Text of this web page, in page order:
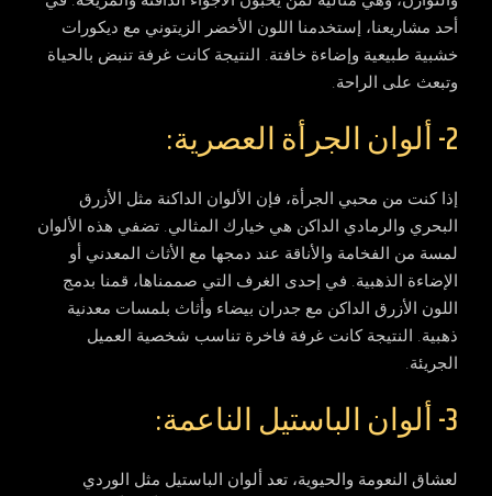
أحد مشاريعنا، إستخدمنا اللون الأخضر الزيتوني مع ديكورات
خشبية طبيعية وإضاءة خافتة. النتيجة كانت غرفة تنبض بالحياة
وتبعث على الراحة.
2- ألوان الجرأة العصرية:
إذا كنت من محبي الجرأة، فإن الألوان الداكنة مثل الأزرق
البحري والرمادي الداكن هي خيارك المثالي. تضفي هذه الألوان
لمسة من الفخامة والأناقة عند دمجها مع الأثاث المعدني أو
الإضاءة الذهبية. في إحدى الغرف التي صممناها، قمنا بدمج
اللون الأزرق الداكن مع جدران بيضاء وأثاث بلمسات معدنية
ذهبية. النتيجة كانت غرفة فاخرة تناسب شخصية العميل
الجريئة.
3- ألوان الباستيل الناعمة:
لعشاق النعومة والحيوية، تعد ألوان الباستيل مثل الوردي